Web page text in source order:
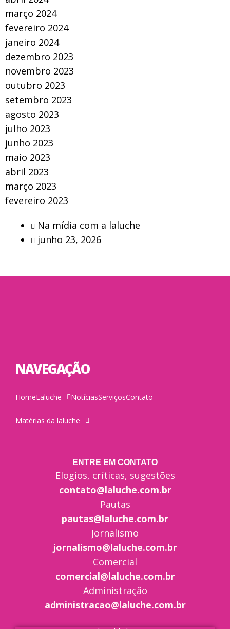
março 2024
fevereiro 2024
janeiro 2024
dezembro 2023
novembro 2023
outubro 2023
setembro 2023
agosto 2023
julho 2023
junho 2023
maio 2023
abril 2023
março 2023
fevereiro 2023
Na mídia com a laluche
junho 23, 2026
NAVEGAÇÃO
HomeLaluche NotíciasServiçosContato
Matérias da laluche
ENTRE EM CONTATO
Elogios, críticas, sugestões
contato@laluche.com.br
Pautas
pautas@laluche.com.br
Jornalismo
jornalismo@laluche.com.br
Comercial
comercial@laluche.com.br
Administração
administracao@laluche.com.br